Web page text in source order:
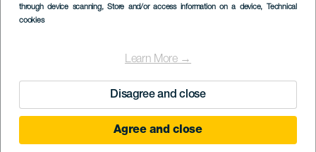
through device scanning, Store and/or access information on a device, Technical
cookies
Learn More →
Disagree and close
Agree and close